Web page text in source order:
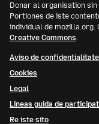
Donar al organisation
Portiones de iste
individual de mozilla.org.
Creative Commons
Aviso de
Cookies
Legal
Lineas guida de
Re iste sito